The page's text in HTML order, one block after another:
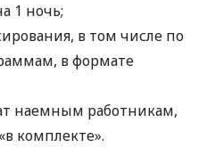
1 ночь;
в том числе по
в формате
наемным работникам,
комплекте».